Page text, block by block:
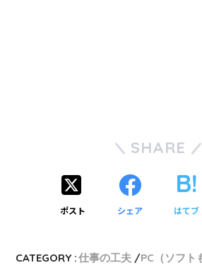
SHARE
ポスト シェア はてブ
CATEGORY :仕事の工夫 PC（ソフト